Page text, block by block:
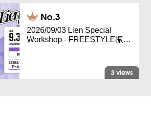
2026/09/03 Lien Special
Workshop - FREESTYLE振…
3 views